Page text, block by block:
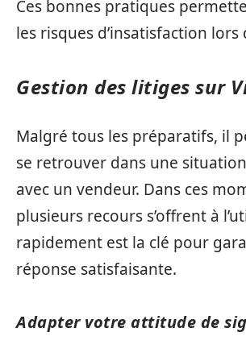
Ces bonnes pratiques
les risques d’insatisfaction lors
Gestion des litiges sur
Malgré tous les préparatifs, il
se retrouver dans une
avec un vendeur. Dans ces
plusieurs recours s’offrent à
rapidement est la clé pour
réponse satisfaisante.
Adapter votre attitude de